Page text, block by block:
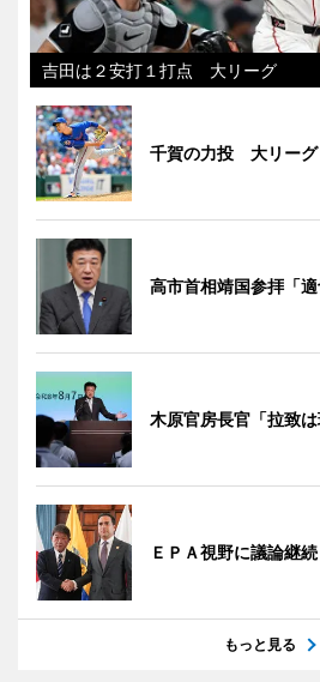
吉田は２安打１打点 大リーグ
千賀の力投 大リーグ
高市首相靖国参拝「適
木原官房長官「拉致は
ＥＰＡ視野に議論継続
もっと見る